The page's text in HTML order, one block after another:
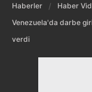
Haberler
Haber
Venezuela'da darbe
verdi